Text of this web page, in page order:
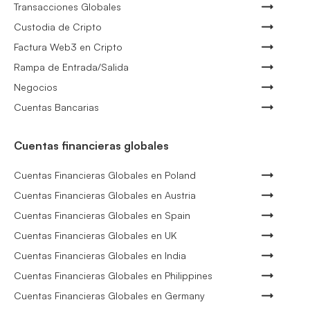
Transacciones Globales
Custodia de Cripto
Factura Web3 en Cripto
Rampa de Entrada/Salida
Negocios
Cuentas Bancarias
Cuentas financieras globales
Cuentas Financieras Globales en Poland
Cuentas Financieras Globales en Austria
Cuentas Financieras Globales en Spain
Cuentas Financieras Globales en UK
Cuentas Financieras Globales en India
Cuentas Financieras Globales en Philippines
Cuentas Financieras Globales en Germany